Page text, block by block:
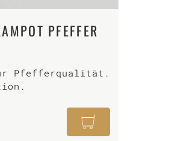
PFEFFER
Pfefferqualität.